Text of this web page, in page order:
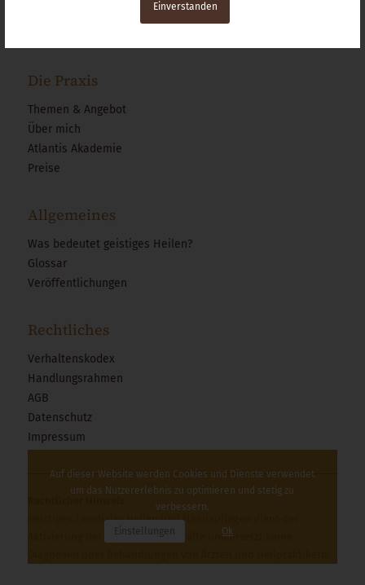
Einverstanden
Die Praxis
Themen & Angebot
Über mich
Atlantis Akademie
Preise
Allgemeines
Was bedeutet geistiges Heilen?
Glossar
Veröffentlichungen
Rechtliches
Verhaltenskodex
Handlungsrahmen
AGB
Datenschutz
Impressum
Geistiges /mediales Heilen und Handauflegen dient der
Aktivierung der Selbstheilungskräfte und ersetzt keine
Auf dieser Website werden Cookies und Dienste verwendet
um das Nutzererlebnis zu optimieren und stetig zu
verbessern.
Einstellungen Ok